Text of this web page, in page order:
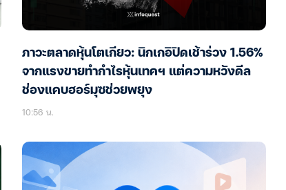
ภาวะตลาดหุ้นโตเกียว: นิกเกอิปิดเช้าร่วง 1.56%
จากแรงขายทำกำไรหุ้นเทคฯ แต่ความหวังดีล
ช่องแคบฮอร์มุซช่วยพยุง
10:56 น.